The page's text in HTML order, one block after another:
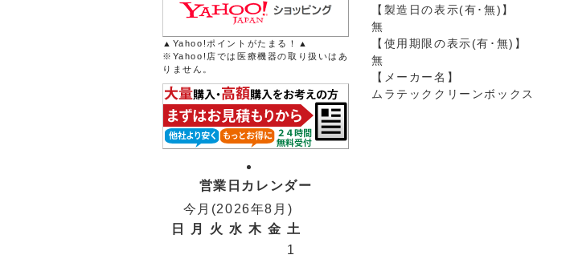
【製造日の表示(有･無)】
無
【使用期限の表示(有･無)】
無
【メーカー名】
ムラテッククリーンボックス
▲Yahoo!ポイントがたまる！▲
※Yahoo!店では医療機器の取り扱いはあ
りません。
営業日カレンダー
今月(2026年8月)
日
月 火 水 木 金 土
1